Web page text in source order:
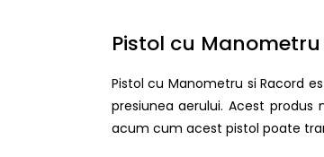
Pistol cu
Pistol cu Manometru si Racord
presiunea aerului. Acest
acum cum acest pistol poate